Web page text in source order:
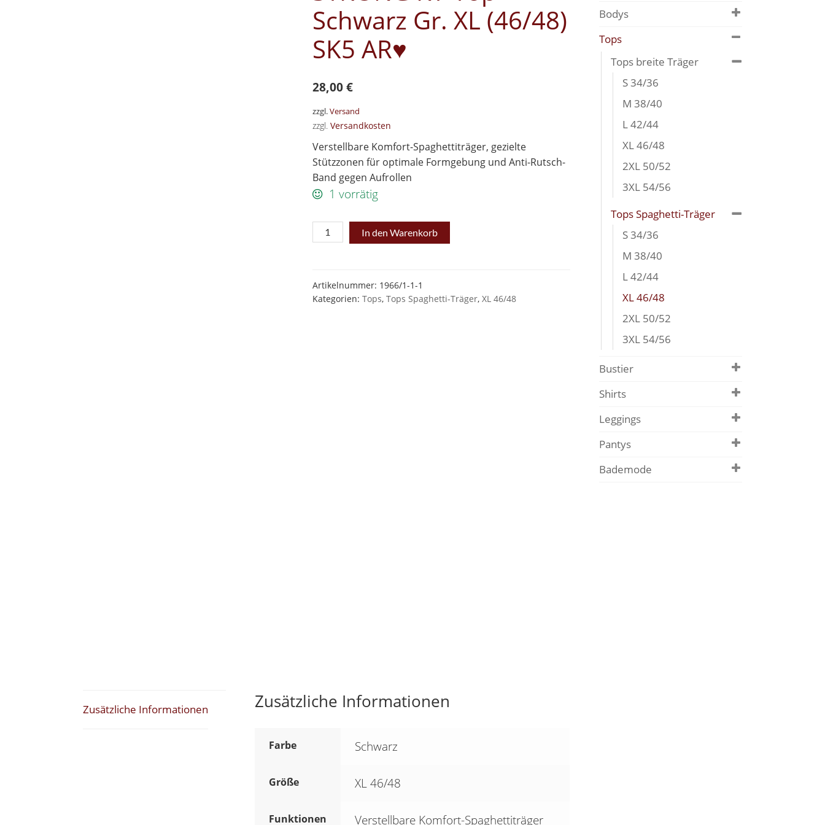
Schwarz Gr. XL (46/48)
SK5 AR♥
28,00€
zzgl.Versand
zzgl. Versandkosten
Verstellbare Komfort-Spaghettiträger, gezielte
Stützzonen für optimale Formgebung und Anti-Rutsch-
Band gegen Aufrollen
1 vorrätig
♥Schlankstütz
Mieder-
KT-
Top
In den Warenkorb
Artikelnummer: 1966/1-1-1
Kategorien: Tops, Tops Spaghetti-Träger, XL 46/48
Zusätzliche Informationen Zusätzliche Informationen
Farbe Schwarz
Größe XL 46/48
Funktionen Verstellbare Komfort-Spaghettiträger
Bodys
Tops
Tops breite Träger
S 34/36
M 38/40
L 42/44
XL 46/48
2XL 50/52
3XL 54/56
Tops Spaghetti-Träger
S 34/36
M 38/40
L 42/44
XL 46/48
2XL 50/52
3XL 54/56
Bustier
Shirts
Leggings
Pantys
Bademode